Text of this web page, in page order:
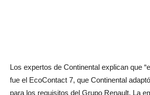
Los expertos de Continental explican que
fue el EcoContact 7, que Continental
para los requisitos del Grupo Renault. La